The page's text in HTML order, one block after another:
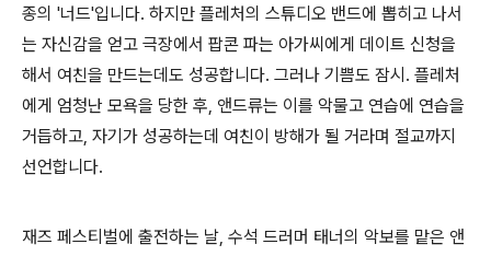
종의 '너드'입니다. 하지만 플레처의 스튜디오 밴드에 뽑히고 나서
는 자신감을 얻고 극장에서 팝콘 파는 아가씨에게 데이트 신청을
해서 여친을 만드는데도 성공합니다. 그러나 기쁨도 잠시. 플레처
에게 엄청난 모욕을 당한 후, 앤드류는 이를 악물고 연습에 연습을
거듭하고, 자기가 성공하는데 여친이 방해가 될 거라며 절교까지
선언합니다.
재즈 페스티벌에 출전하는 날, 수석 드러머 태너의 악보를 맡은 앤